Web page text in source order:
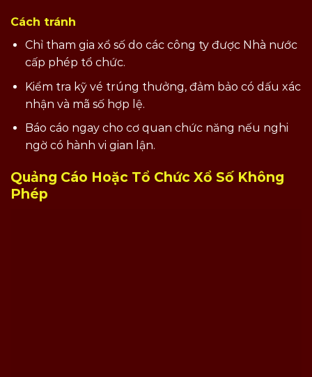
Cách tránh
Chỉ tham gia xổ số do các công ty được Nhà nước
cấp phép tổ chức.
Kiểm tra kỹ vé trúng thưởng, đảm bảo có dấu xác
nhận và mã số hợp lệ.
Báo cáo ngay cho cơ quan chức năng nếu nghi
ngờ có hành vi gian lận.
Quảng Cáo Hoặc Tổ Chức Xổ Số Không
Phép